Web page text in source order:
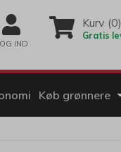
IND
Kurv (0)
Gratis
Køb grønnere